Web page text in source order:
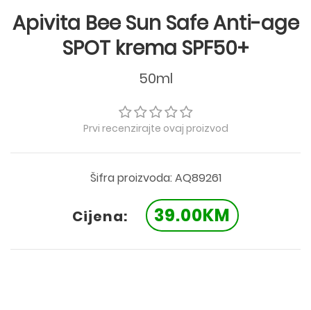
Apivita Bee Sun Safe Anti-age
SPOT krema SPF50+
50ml
Prvi recenzirajte ovaj proizvod
Šifra proizvoda: AQ89261
Cijena: 39.00KM